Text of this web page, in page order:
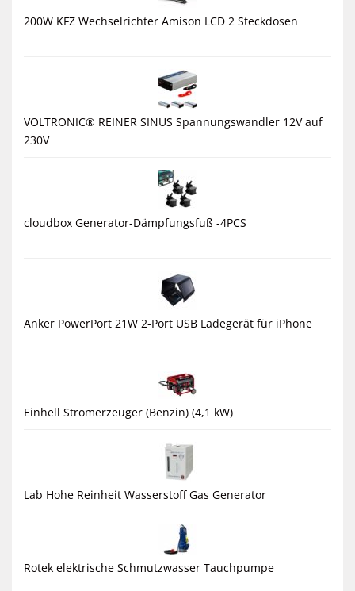
200W KFZ Wechselrichter Amison LCD 2 Steckdosen
VOLTRONIC® REINER SINUS Spannungswandler 12V auf
230V
cloudbox Generator-Dämpfungsfuß -4PCS
Anker PowerPort 21W 2-Port USB Ladegerät für iPhone
Einhell Stromerzeuger (Benzin) (4,1 kW)
Lab Hohe Reinheit Wasserstoff Gas Generator
Rotek elektrische Schmutzwasser Tauchpumpe